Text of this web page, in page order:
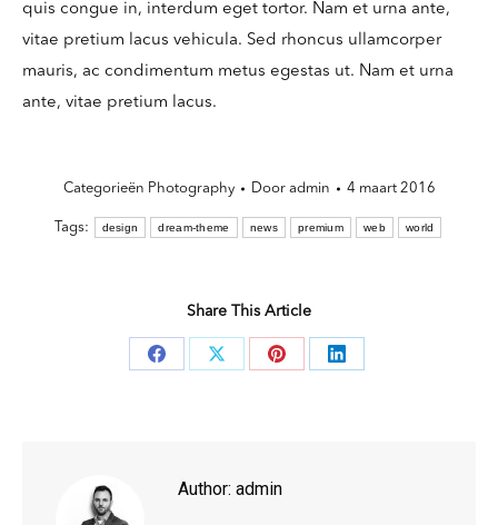
quis congue in, interdum eget tortor. Nam et urna ante,
vitae pretium lacus vehicula. Sed rhoncus ullamcorper
mauris, ac condimentum metus egestas ut. Nam et urna
ante, vitae pretium lacus.
Categorieën Photography Door admin 4 maart 2016
Tags: design dream-theme news premium web world
Share This Article
Deel
Deel
Deel
Deel
Author: admin